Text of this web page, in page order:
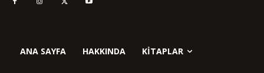
ANA SAYFA HAKKINDA KITAPLAR